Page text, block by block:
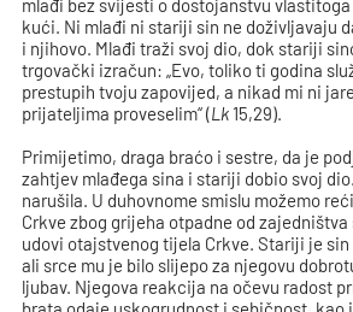
mlađi bez svijesti o dostojanstvu
kući. Ni mlađi ni stariji sin ne doživljavaju
i njihovo. Mlađi traži svoj dio, dok stariji
trgovački izračun: „Evo, toliko ti godina
prestupih tvoju zapovijed, a nikad mi ni
prijateljima proveselim“ (Lk 15,29).
Primijetimo, draga braćo i sestre, da je
zahtjev mlađega sina i stariji dobio svoj
narušila. U duhovnome smislu možemo
Crkve zbog grijeha otpadne od zajedništva
udovi otajstvenog tijela Crkve. Stariji je
ali srce mu je bilo slijepo za njegovu
ljubav. Njegova reakcija na očevu radost